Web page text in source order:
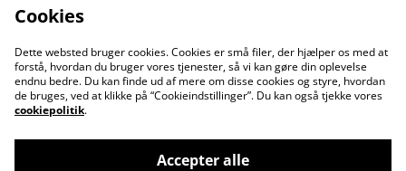
Cookies
Dette websted bruger cookies. Cookies er små filer, der hjælper os med at
forstå, hvordan du bruger vores tjenester, så vi kan gøre din oplevelse
endnu bedre. Du kan finde ud af mere om disse cookies og styre, hvordan
de bruges, ved at klikke på “Cookieindstillinger”. Du kan også tjekke vores
cookiepolitik.
Accepter alle